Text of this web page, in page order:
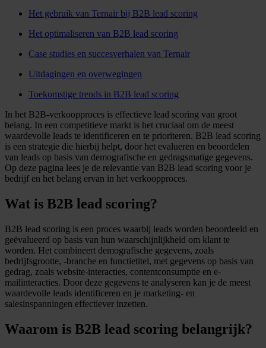
Het gebruik van Ternair bij B2B lead scoring
Het optimaliseren van B2B lead scoring
Case studies en succesverhalen van Ternair
Uitdagingen en overwegingen
Toekomstige trends in B2B lead scoring
In het B2B-verkoopproces is effectieve lead scoring van groot
belang. In een competitieve markt is het cruciaal om de meest
waardevolle leads te identificeren en te prioriteren. B2B lead scoring
is een strategie die hierbij helpt, door het evalueren en beoordelen
van leads op basis van demografische en gedragsmatige gegevens.
Op deze pagina lees je de relevantie van B2B lead scoring voor je
bedrijf en het belang ervan in het verkoopproces.
Wat is B2B lead scoring?
B2B lead scoring is een proces waarbij leads worden beoordeeld en
geëvalueerd op basis van hun waarschijnlijkheid om klant te
worden. Het combineert demografische gegevens, zoals
bedrijfsgrootte, -branche en functietitel, met gegevens op basis van
gedrag, zoals website-interacties, contentconsumptie en e-
mailinteracties. Door deze gegevens te analyseren kan je de meest
waardevolle leads identificeren en je marketing- en
salesinspanningen effectiever inzetten.
Waarom is B2B lead scoring belangrijk?